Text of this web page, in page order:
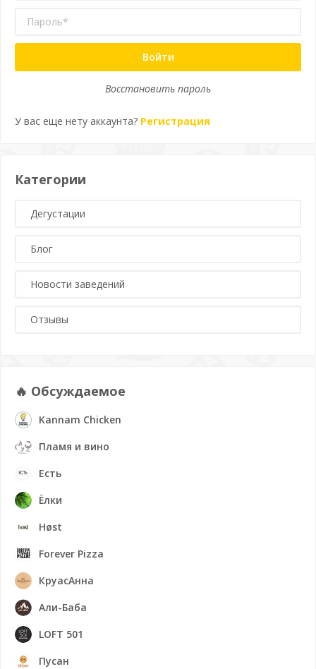
Войти
Восстановить пароль
У вас еще нету аккаунта? Регистрация
Категории
Дегустации
Блог
Новости заведений
Отзывы
🔥 Обсуждаемое
Kannam Chicken
Пламя и вино
Есть
Ёлки
Høst
Forever Pizza
КруасАнна
Али-Баба
LOFT 501
Пусан